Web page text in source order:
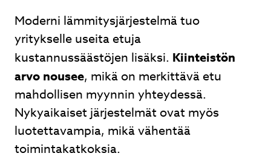
Moderni lämmitysjärjestelmä tuo
yritykselle useita etuja
kustannussäästöjen lisäksi. Kiinteistön
arvo nousee, mikä on merkittävä etu
mahdollisen myynnin yhteydessä.
Nykyaikaiset järjestelmät ovat myös
luotettavampia, mikä vähentää
toimintakatkoksia.